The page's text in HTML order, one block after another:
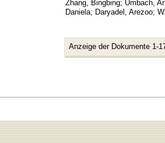
Zhang, Bingbing; Umbach,
Daniela; Daryadel, Arezoo;
Anzeige der Dokumente 1-